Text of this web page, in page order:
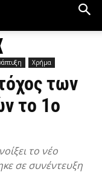
Χρήμα
των
το 1ο
το νέο
σε συνέντευξη